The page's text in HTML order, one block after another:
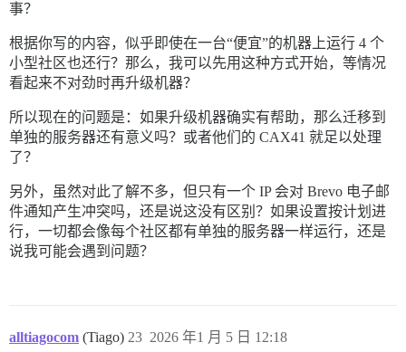
事？
根据你写的内容，似乎即使在一台“便宜”的机器上运行 4 个
小型社区也还行？那么，我可以先用这种方式开始，等情况
看起来不对劲时再升级机器？
所以现在的问题是：如果升级机器确实有帮助，那么迁移到
单独的服务器还有意义吗？或者他们的 CAX41 就足以处理
了？
另外，虽然对此了解不多，但只有一个 IP 会对 Brevo 电子邮
件通知产生冲突吗，还是说这没有区别？如果设置按计划进
行，一切都会像每个社区都有单独的服务器一样运行，还是
说我可能会遇到问题？
alltiagocom (Tiago) 2026 年1 月 5 日 12:18
23